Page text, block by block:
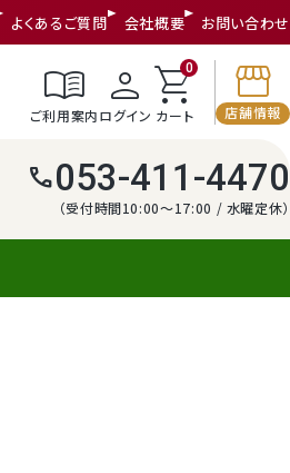
よくあるご質問 会社概要 お問い合わせ
menu_book
ご利用案内
person
ログイン
shopping_cart
0
カート
storefront
店舗情報
call053-411-4470
（受付時間10:00～17:00 / 水曜定休）